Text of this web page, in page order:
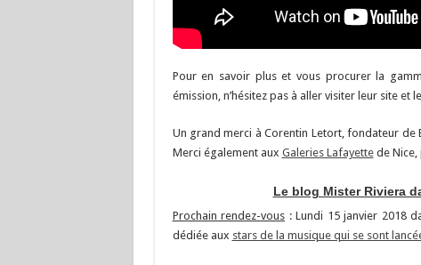
Pour en savoir plus et vous procurer la
émission, n’hésitez pas à aller visiter leur site et
Un grand merci à Corentin Letort, fondateur
Merci également aux Galeries Lafayettede Nice,
Le blog Mister Riviera
Prochain rendez-vous : Lundi 15 janvier 2018
dédiée aux stars de la musique qui se sont